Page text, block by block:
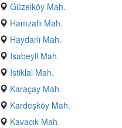
Güzelköy Mah.
Hamzallı Mah.
Haydarlı Mah.
Isabeyli Mah.
Istiklal Mah.
Karaçay Mah.
Kardeşköy Mah.
Kavacık Mah.